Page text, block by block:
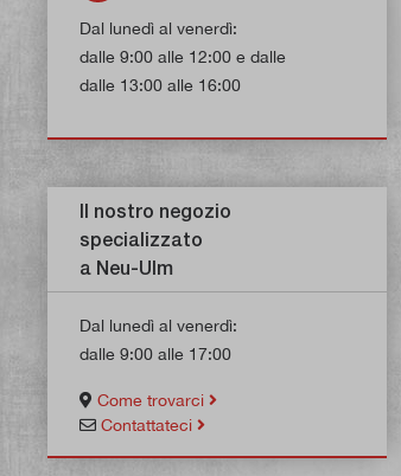
Dal lunedì al venerdì:
dalle 9:00 alle 12:00 e dalle
dalle 13:00 alle 16:00
Il nostro negozio
specializzato
a Neu-Ulm
Dal lunedì al venerdì:
dalle 9:00 alle 17:00
Come trovarci
Contattateci